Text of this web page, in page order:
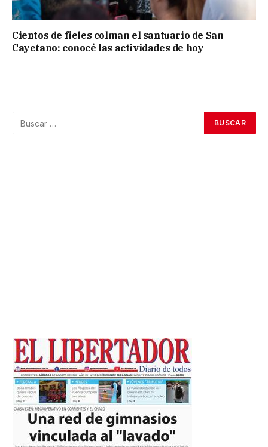
Cientos de fieles colman el santuario de San
Cayetano: conocé las actividades de hoy